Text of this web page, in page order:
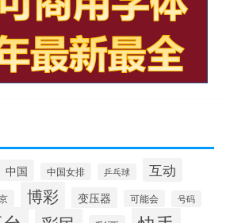
中国 中国女排 乒乓球 互动
博彩 变压器 可能会 号码